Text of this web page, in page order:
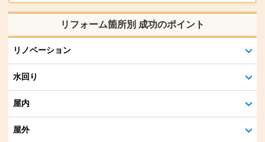
リフォーム箇所別 成功のポイント
リノベーション
水回り
屋内
屋外